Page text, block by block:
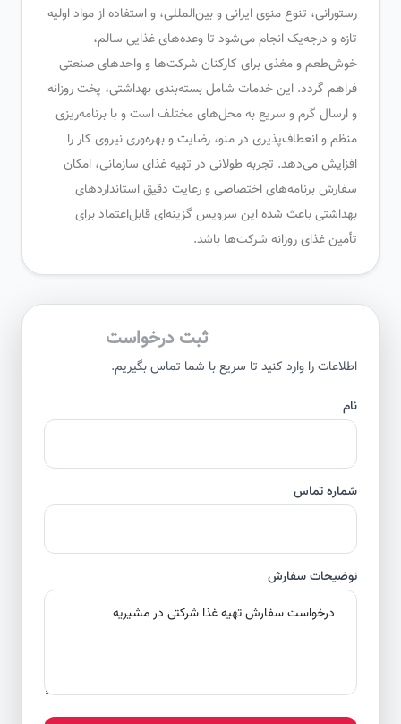
رستورانی، تنوع منوی ایرانی و بین‌المللی، و استفاده از مواد اولیه
تازه و درجه‌یک انجام می‌شود تا وعده‌های غذایی سالم،
خوش‌طعم و مغذی برای کارکنان شرکت‌ها و واحدهای صنعتی
فراهم گردد. این خدمات شامل بسته‌بندی بهداشتی، پخت روزانه
و ارسال گرم و سریع به محل‌های مختلف است و با برنامه‌ریزی
منظم و انعطاف‌پذیری در منو، رضایت و بهره‌وری نیروی کار را
افزایش می‌دهد. تجربه طولانی در تهیه غذای سازمانی، امکان
سفارش برنامه‌های اختصاصی و رعایت دقیق استانداردهای
بهداشتی باعث شده این سرویس گزینه‌ای قابل‌اعتماد برای
تأمین غذای روزانه شرکت‌ها باشد.
ثبت درخواست
اطلاعات را وارد کنید تا سریع با شما تماس بگیریم.
شماره تماس
توضیحات سفارش